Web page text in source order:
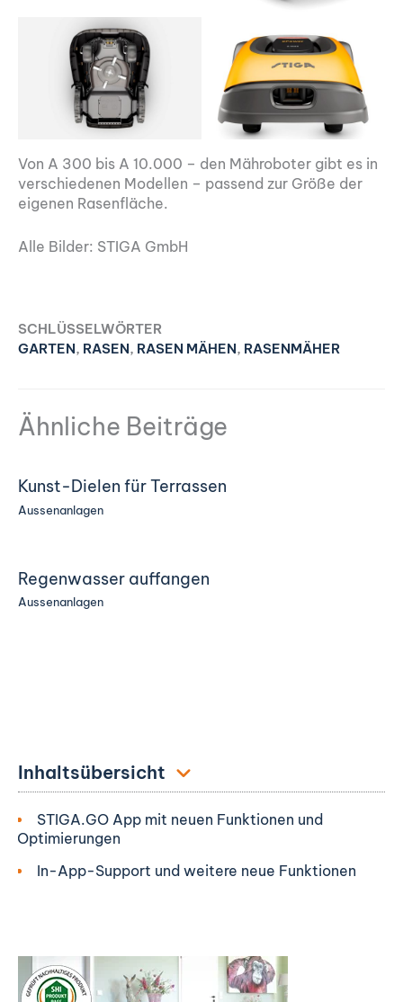
Von A 300 bis A 10.000 – den Mähroboter gibt es in
verschiedenen Modellen – passend zur Größe der
eigenen Rasenfläche.
Alle Bilder: STIGA GmbH
SCHLÜSSELWÖRTER
GARTEN, RASEN, RASEN MÄHEN, RASENMÄHER
Ähnliche Beiträge
Kunst-Dielen für Terrassen
Aussenanlagen
Regenwasser auffangen
Aussenanlagen
Inhaltsübersicht
STIGA.GO App mit neuen Funktionen und
Optimierungen
In-App-Support und weitere neue Funktionen